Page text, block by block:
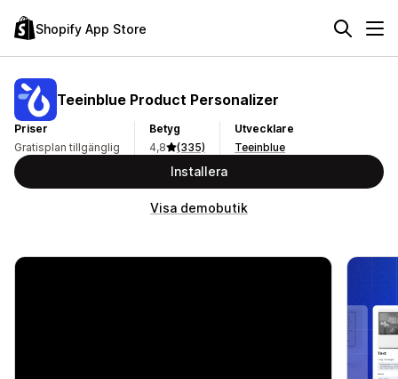
Shopify App Store
Teeinblue Product Personalizer
Priser
Gratisplan tillgänglig
Betyg
4,8
(335)
Utvecklare
Teeinblue
Installera
Visa demobutik